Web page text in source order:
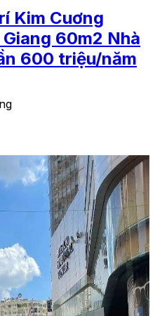
Kim Cuơng
60m2 Nhà
600 triệu/năm